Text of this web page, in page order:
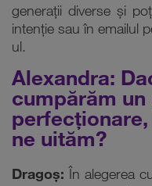
generații diverse și
intenție sau în emailul
ul.
Alexandra:
cumpărăm un
ne uităm?
Dragoș: În alegerea